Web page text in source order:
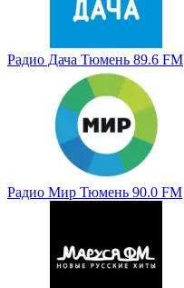
Радио Дача Тюмень 89.6 FM
Радио Мир Тюмень 90.0 FM